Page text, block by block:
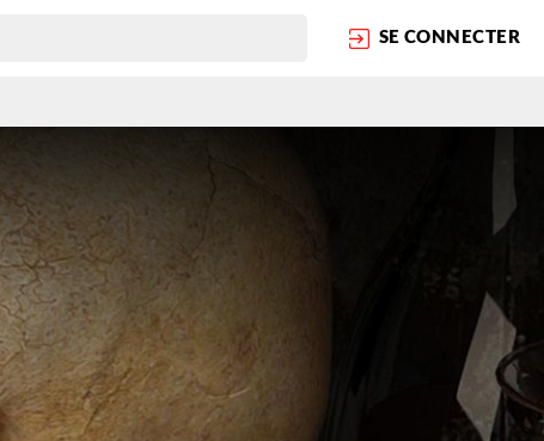
SE CONNECTER